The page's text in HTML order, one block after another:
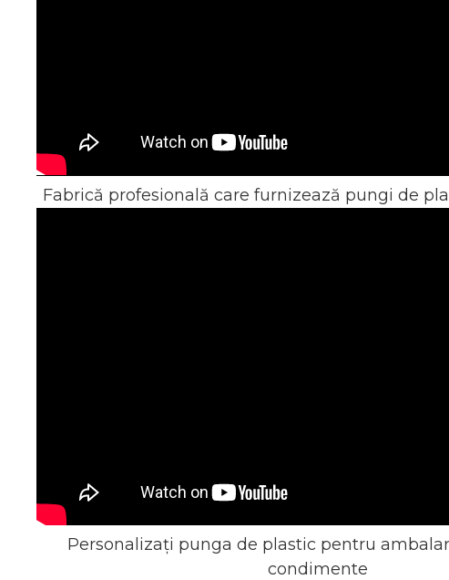
Fabrică profesională care furnizează pungi de
Personalizați punga de plastic pentru
condimente